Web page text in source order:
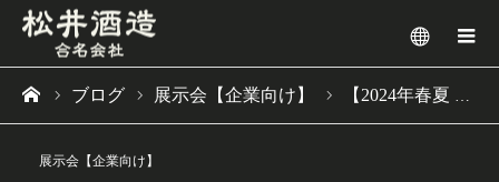
メニュー
ブログ 展示会【企業向け】 【2024年春夏 関西メニュー提案会】に出展します！
展示会【企業向け】